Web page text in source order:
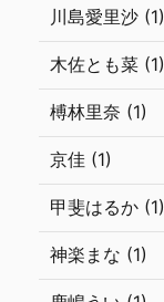
川島愛里沙 (1)
木佐とも菜 (1)
榑林里奈 (1)
京佳 (1)
甲斐はるか (1)
神楽まな (1)